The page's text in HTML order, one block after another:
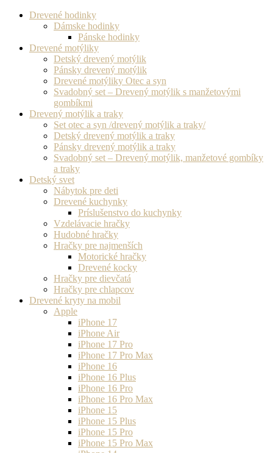
Drevené hodinky
Dámske hodinky
Pánske hodinky
Drevené motýliky
Detský drevený motýlik
Pánsky drevený motýlik
Drevené motýliky Otec a syn
Svadobný set – Drevený motýlik s manžetovými
gombíkmi
Drevený motýlik a traky
Set otec a syn /drevený motýlik a traky/
Detský drevený motýlik a traky
Pánsky drevený motýlik a traky
Svadobný set – Drevený motýlik, manžetové gombíky
a traky
Detský svet
Nábytok pre deti
Drevené kuchynky
Príslušenstvo do kuchynky
Vzdelávacie hračky
Hudobné hračky
Hračky pre najmenších
Motorické hračky
Drevené kocky
Hračky pre dievčatá
Hračky pre chlapcov
Drevené kryty na mobil
Apple
iPhone 17
iPhone Air
iPhone 17 Pro
iPhone 17 Pro Max
iPhone 16
iPhone 16 Plus
iPhone 16 Pro
iPhone 16 Pro Max
iPhone 15
iPhone 15 Plus
iPhone 15 Pro
iPhone 15 Pro Max